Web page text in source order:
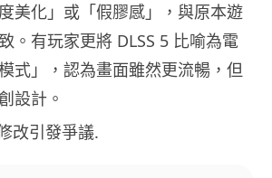
美化」或「假膠感」，與原本遊
。有玩家更將 DLSS 5 比喻為電
式」，認為畫面雖然更流暢，但
設計。